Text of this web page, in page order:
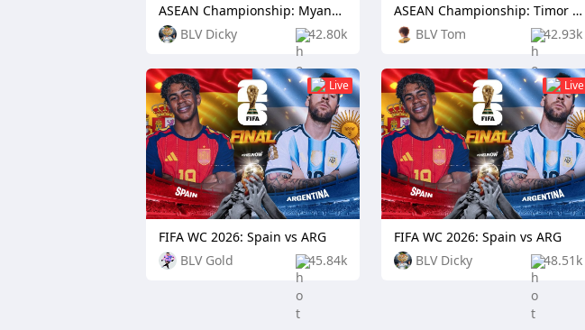
BLV Dicky 42.80k
ASEAN Championship: Myanmar vs Malaysia
BLV Tom 42.93k
ASEAN Championship: Timor Leste vs Vietnam
Live
BLV Gold 45.84k
FIFA WC 2026: Spain vs ARG
Live
BLV Dicky 48.51k
FIFA WC 2026: Spain vs ARG